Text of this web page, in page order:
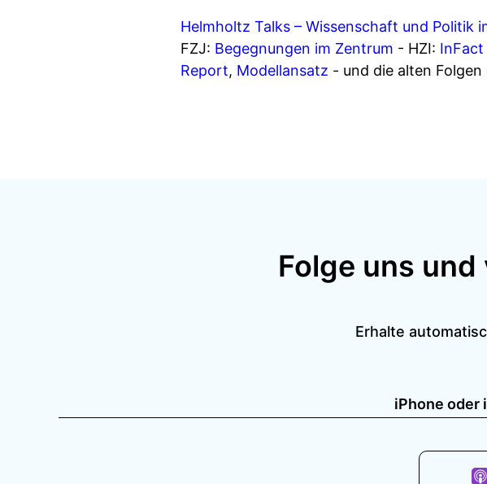
Helmholtz Talks – Wissenschaft und Politik
FZJ: Begegnungen im Zentrum - HZI: InFact
Report, Modellansatz - und die alten
Folge uns
Erhalte
iPhone oder